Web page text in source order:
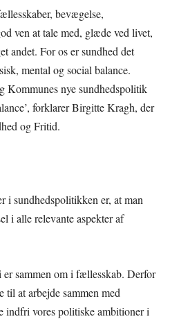
bevægelse,
ven at tale med, glæde ved livet,
andet. For os er sundhed det
mental og social balance.
Kommunes nye sundhedspolitik
forklarer Birgitte Kragh, der
og Fritid.
i sundhedspolitikken er, at man
i alle relevante aspekter af
sammen om i fællesskab. Derfor
at arbejde sammen med
indfri vores politiske ambitioner i